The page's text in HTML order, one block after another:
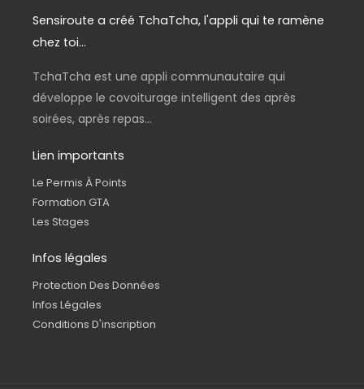
Sensiroute a créé TchaTcha, l'appli qui te ramène
chez toi...
TchaTcha est une appli communautaire qui
développe le covoiturage intelligent des après
soirées, après repas...
Lien importants
Le Permis À Points
Formation GTA
Les Stages
Infos légales
Protection Des Données
Infos Légales
Conditions D'inscription